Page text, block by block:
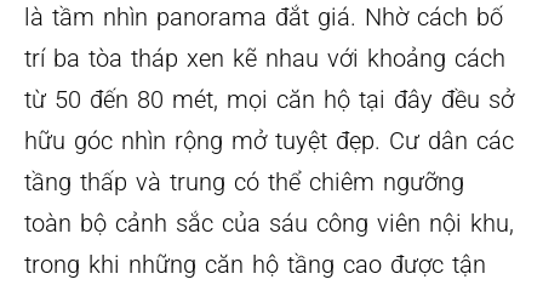
là tầm nhìn panorama đắt giá. Nhờ cách bố
trí ba tòa tháp xen kẽ nhau với khoảng cách
từ 50 đến 80 mét, mọi căn hộ tại đây đều sở
hữu góc nhìn rộng mở tuyệt đẹp. Cư dân các
tầng thấp và trung có thể chiêm ngưỡng
toàn bộ cảnh sắc của sáu công viên nội khu,
trong khi những căn hộ tầng cao được tận